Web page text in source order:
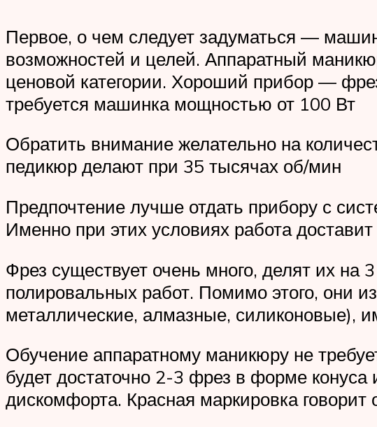
Первое, о чем следует задуматься —
возможностей и целей. Аппаратный
ценовой категории. Хороший прибор —
требуется машинка мощностью от 100 Вт
Обратить внимание желательно на
педикюр делают при 35 тысячах об/мин
Предпочтение лучше отдать прибору с
Именно при этих условиях работа
Фрез существует очень много, делят их
полировальных работ. Помимо этого, они
металлические, алмазные, силиконовые),
Обучение аппаратному маникюру не
будет достаточно 2-3 фрез в форме
дискомфорта. Красная маркировка